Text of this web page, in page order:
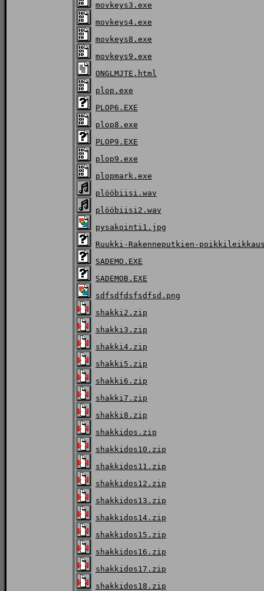
movkeys3.exe
movkeys4.exe
movkeys8.exe
movkeys9.exe
ONGLMJTE.html
plop.exe
PLOP6.EXE
plop8.exe
PLOP9.EXE
plop9.exe
plopmark.exe
plööbiisi.wav
plööbiisi2.wav
pysakointi1.jpg
Ruukki-Rakenneputkien-
SADEMO.EXE
SADEMOB.EXE
sdfsdfdsfsdfsd.png
shakki2.zip
shakki3.zip
shakki4.zip
shakki5.zip
shakki6.zip
shakki7.zip
shakki8.zip
shakkidos.zip
shakkidos10.zip
shakkidos11.zip
shakkidos12.zip
shakkidos13.zip
shakkidos14.zip
shakkidos15.zip
shakkidos16.zip
shakkidos17.zip
shakkidos18.zip